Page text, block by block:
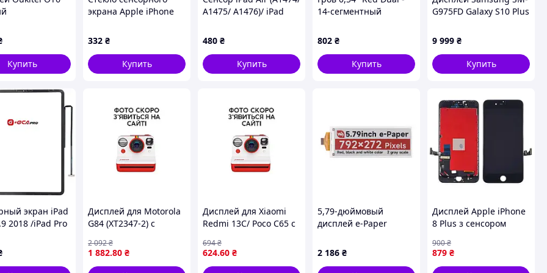
покупатель.
что:
повреждения
и не паялась
и разрывов
упаковки
Купить
экрана Apple iPhone
A3575 черное
Оригинал
332 ₴
Купить
A1475/ A1476)/ iPad
A1823) чорний
480 ₴
Купить
14-сегментный
модуль (красный)
802 ₴
Купить
G975FD Galaxy S10 Plus
рамки Prism Green
service orig
9 999 ₴
Купить
экран iPad
2018 /iPad Pro
G+OCA PRo
Дисплей для Motorola
G84 (XT2347-2) с
Original
1 882.80 ₴
2 092₴
Дисплей для Xiaomi
Redmi 13C/ Poco C65 с
REV U
624.60 ₴
694₴
5,79-дюймовый
дисплей e-Paper
красный/белый, SPI -
Waveshare 26844
2 186 ₴
Дисплей Apple iPhone
8 Plus з сенсором
879 ₴
900₴